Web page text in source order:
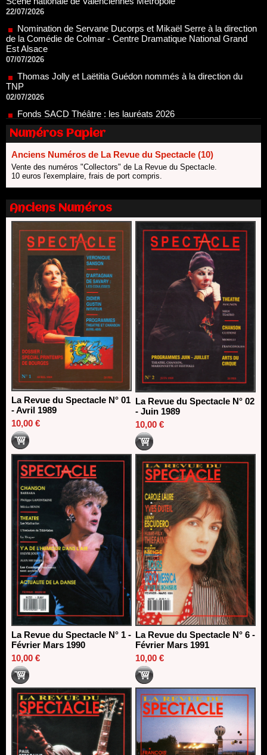
Nomination de Servane Ducorps et Mikaël Serre à la direction
de la Comédie de Colmar - Centre Dramatique National Grand
Est Alsace
07/07/2026
Thomas Jolly et Laëtitia Guédon nommés à la direction du
TNP
02/07/2026
Fonds SACD Théâtre : les lauréats 2026
23/06/2026
Dispositif ARTCENA Écrire pour le cirque, les lauréats 2026 !
20/06/2026
Le palmarès des prix SACD 2026
18/06/2026
Les 10 lauréats du Fonds Grandes Formes Théâtre 2026
Nomination de Nathalie Garraud et Olivier Saccomano à la
direction du Théâtre de Gennevilliers - CDN
13/06/2026
Dispositif SACD Auteurs d'espaces : les lauréats 2026
Numéros Papier
Anciens Numéros de La Revue du Spectacle (10)
Vente des numéros "Collectors" de La Revue du Spectacle.
10 euros l'exemplaire, frais de port compris.
Anciens Numéros
La Revue du Spectacle N° 01
- Avril 1989
10,00 €
La Revue du Spectacle N° 02
- Juin 1989
10,00 €
La Revue du Spectacle N° 1 -
Février Mars 1990
10,00 €
La Revue du Spectacle N° 6 -
Février Mars 1991
10,00 €